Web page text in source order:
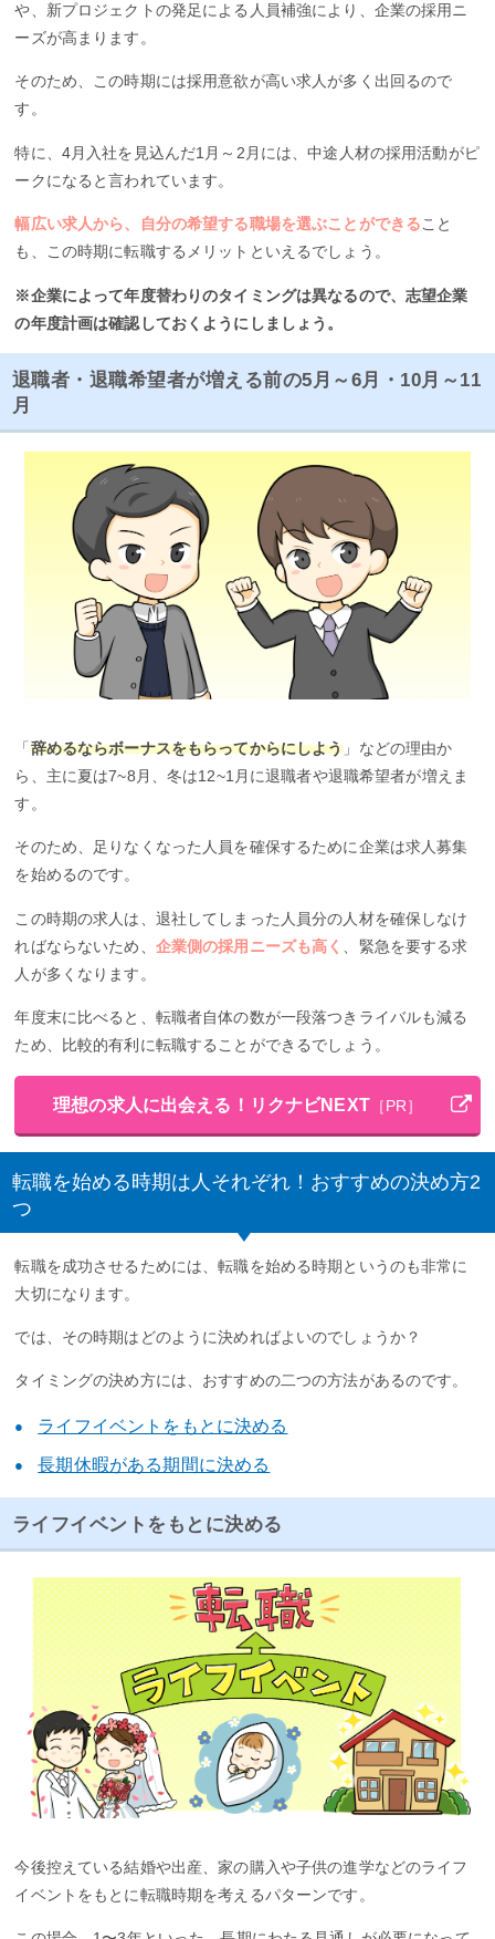
や、新プロジェクトの発足による人員補強により、企業の採用ニ
ーズが高まります。
そのため、この時期には採用意欲が高い求人が多く出回るので
す。
特に、4月入社を見込んだ1月～2月には、中途人材の採用活動がピ
ークになると言われています。
幅広い求人から、自分の希望する職場を選ぶことができること
も、この時期に転職するメリットといえるでしょう。
※企業によって年度替わりのタイミングは異なるので、志望企業
の年度計画は確認しておくようにしましょう。
退職者・退職希望者が増える前の5月～6月・10月～11
月
「 辞めるならボーナスをもらってからにしよう 」などの理由か
ら、主に夏は7~8月、冬は12~1月に退職者や退職希望者が増えま
す。
そのため、足りなくなった人員を確保するために企業は求人募集
を始めるのです。
この時期の求人は、退社してしまった人員分の人材を確保しなけ
ればならないため、 企業側の採用ニーズも高く
、緊急を要する求
人が多くなります。
年度末に比べると、転職者自体の数が一段落つきライバルも減る
ため、比較的有利に転職することができるでしょう。
理想の求人に出会える！リクナビNEXT［PR］
転職を始める時期は人それぞれ！おすすめの決め方2
つ
転職を成功させるためには、転職を始める時期というのも非常に
大切になります。
では、その時期はどのように決めればよいのでしょうか？
タイミングの決め方には、おすすめの二つの方法があるのです。
ライフイベントをもとに決める
長期休暇がある期間に決める
ライフイベントをもとに決める
今後控えている結婚や出産、家の購入や子供の進学などのライフ
イベントをもとに転職時期を考えるパターンです。